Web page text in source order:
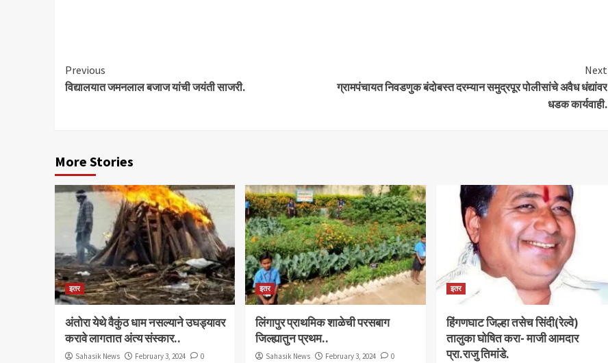
Continue
Reading
Previous
विद्यालयात जमनलाल बजाज यांची जयंती साजरी.
Next
ग्रामपंचायत निवडणुक बंदोबस्त दरम्यान समुद्रपूर पोलीसांचे अवैध धंद्यांवर
धडक कार्यवाही.
More Stories
इतर
अंतोरा येथे वैकुंठ धाम नसल्याने उघड्यावर
करावे लागतात अंत्य संस्कार..
Sahasik News February 3, 2024 0
इतर
लिंगापुर प्राथमिक शाळेची परसबाग
जिल्ह्यातुन प्रथम..
Sahasik News February 3, 2024 0
इतर
हिंगणघाट जिल्हा तसेच सिंदी(रेल्वे)
तालुका घोषित करा- माजी आमदार
प्रा.राजु तिमांडे.